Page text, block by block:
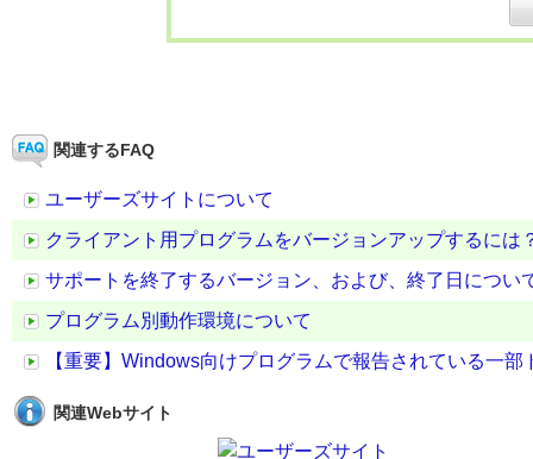
関連するFAQ
ユーザーズサイトについて
クライアント用プログラムをバージョンアップするには
サポートを終了するバージョン、および、終了日につい
プログラム別動作環境について
【重要】Windows向けプログラムで報告されている一
関連Webサイト